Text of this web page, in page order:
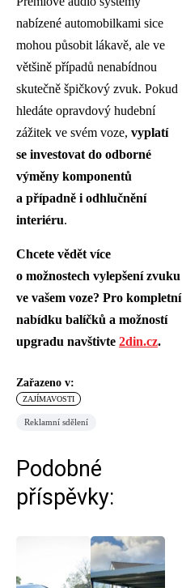
nabízené automobilkami sice
mohou působit lákavě, ale ve
většině případů nenabídnou
skutečně špičkový zvuk. Pokud
hledáte opravdový hudební
zážitek ve svém voze, vyplatí
se investovat do odborné
výměny komponentů
a případně i odhlučnění
interiéru.
Chcete vědět více
o možnostech vylepšení zvuku
ve vašem voze? Pro kompletní
nabídku balíčků a možností
upgradu navštivte 2din.cz.
Zařazeno v:
ZAJÍMAVOSTI
Reklamní sdělení
Podobné
příspěvky: